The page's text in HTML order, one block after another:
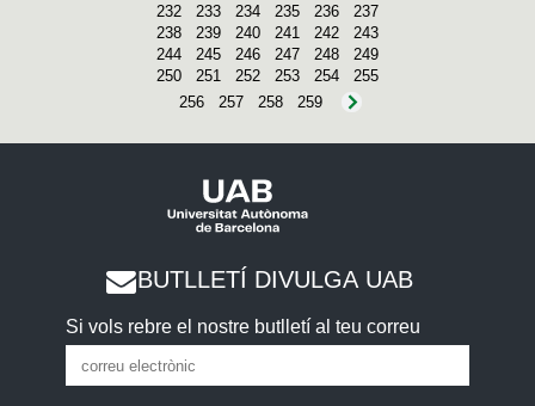
232
233 234 235 236
237
238
239 240 241 242
243
244
245 246 247 248
249
250
251 252 253 254
255
256
257 258 259
BUTLLETÍ DIVULGA UAB
Si vols rebre el nostre butlletí al teu correu